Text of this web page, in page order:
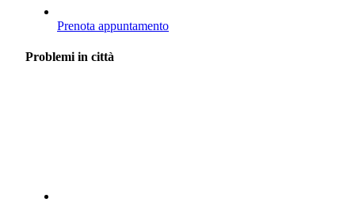
Prenota appuntamento
Problemi in città